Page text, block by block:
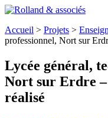
Accueil > Projets >
professionnel, Nort sur
Lycée général,
Nort sur Erdre –
réalisé